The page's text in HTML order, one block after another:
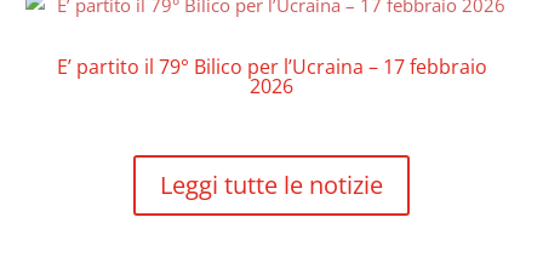
E’ partito il 79° Bilico per l’Ucraina – 17 febbraio
2026
Leggi tutte le notizie